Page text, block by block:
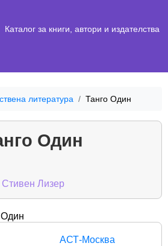
Каталог за книги, автори и издателства
литература Танго Один
Один
Стивен Лизер
АСТ-Москва